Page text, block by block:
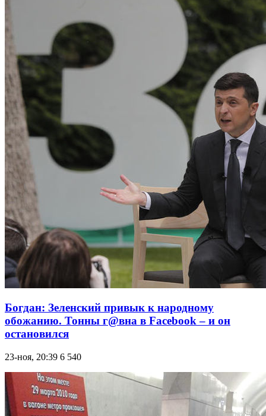
Богдан: Зеленский привык к народному
обожанию. Тонны г@вна в Facebook – и он
остановился
23-ноя, 20:39 6 540